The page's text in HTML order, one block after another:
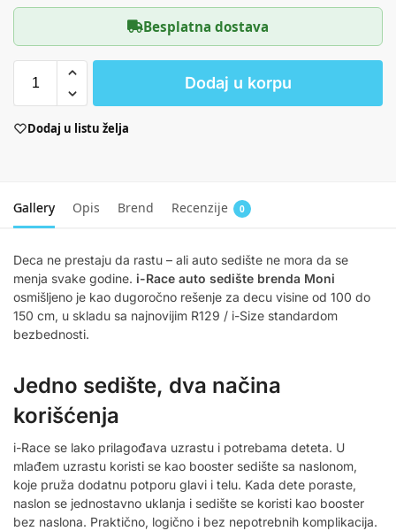
Besplatna dostava
Dodaj u korpu
Dodaj u listu želja
Gallery Opis Brend Recenzije 0
Deca ne prestaju da rastu – ali auto sedište ne mora da se
menja svake godine. i-Race auto sedište brenda Moni
osmišljeno je kao dugoročno rešenje za decu visine od 100 do
150 cm, u skladu sa najnovijim R129 / i-Size standardom
bezbednosti.
Jedno sedište, dva načina
korišćenja
i-Race se lako prilagođava uzrastu i potrebama deteta. U
mlađem uzrastu koristi se kao booster sedište sa naslonom,
koje pruža dodatnu potporu glavi i telu. Kada dete poraste,
naslon se jednostavno uklanja i sedište se koristi kao booster
bez naslona. Praktično, logično i bez nepotrebnih komplikacija.